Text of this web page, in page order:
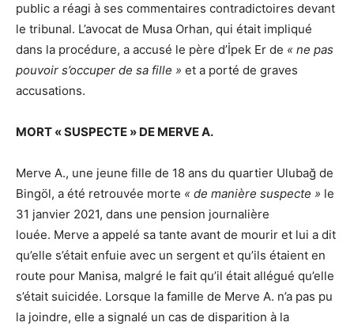
public a réagi à ses commentaires contradictoires devant
le tribunal. L’avocat de Musa Orhan, qui était impliqué
dans la procédure, a accusé le père d’İpek Er de « ne pas
pouvoir s’occuper de sa fille » et a porté de graves
accusations.
MORT « SUSPECTE » DE MERVE A.
Merve A., une jeune fille de 18 ans du quartier Ulubağ de
Bingöl, a été retrouvée morte « de manière suspecte » le
31 janvier 2021, dans une pension journalière
louée. Merve a appelé sa tante avant de mourir et lui a dit
qu’elle s’était enfuie avec un sergent et qu’ils étaient en
route pour Manisa, malgré le fait qu’il était allégué qu’elle
s’était suicidée. Lorsque la famille de Merve A. n’a pas pu
la joindre, elle a signalé un cas de disparition à la